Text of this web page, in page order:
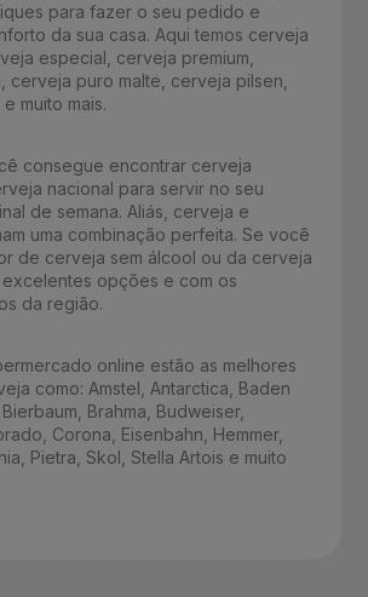
para fazer o seu pedido e
da sua casa. Aqui temos cerveja
especial, cerveja premium,
cerveja puro malte, cerveja pilsen,
muito mais.
consegue encontrar cerveja
nacional para servir no seu
de semana. Aliás, cerveja e
uma combinação perfeita. Se você
de cerveja sem álcool ou da cerveja
opções e com os
da região.
online estão as melhores
como: Amstel, Antarctica, Baden
Brahma, Budweiser,
Corona, Eisenbahn, Hemmer,
Pietra, Skol, Stella Artois e muito